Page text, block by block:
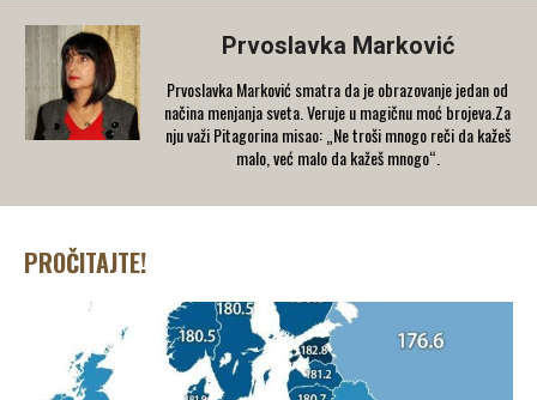
Prvoslavka Marković
Prvoslavka Marković smatra da je obrazovanje jedan od
načina menjanja sveta. Veruje u magičnu moć brojeva.Za
nju važi Pitagorina misao: „Ne troši mnogo reči da kažeš
malo, već malo da kažeš mnogo“.
PROČITAJTE!